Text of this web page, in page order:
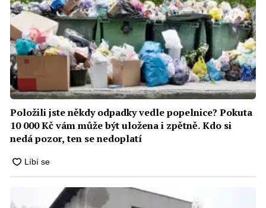
Položili jste někdy odpadky vedle popelnice? Pokuta
10 000 Kč vám může být uložena i zpětně. Kdo si
nedá pozor, ten se nedoplatí